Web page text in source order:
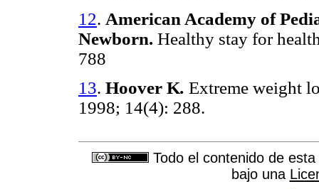
12. American Academy of
Newborn. Healthy stay for
788
13. Hoover K. Extreme weight
1998; 14(4): 288.
Todo el contenido de
bajo una